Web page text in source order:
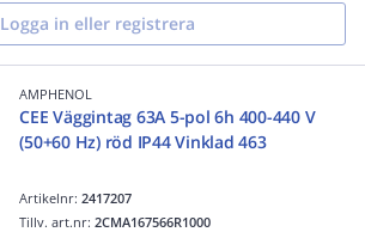
Logga in eller registrera
AMPHENOL
CEE Väggintag 63A 5-pol 6h 400-440 V
(50+60 Hz) röd IP44 Vinklad 463
Artikelnr:2417207
Tillv. art.nr:2CMA167566R1000